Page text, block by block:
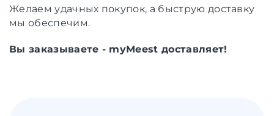
Желаем удачных покупок, а быструю доставку
мы обеспечим.
Вы заказываете - myMeest доставляет!